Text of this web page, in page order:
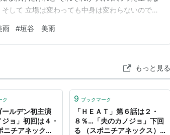
して 立場は変わっても中身は変わらないので
いと言ってしまう菱子さんとか スカッとするし
雨 #垣谷 美雨
もっと見る
ク
ールデン初主演
ジョ」初回は４・
ニチアネック
9 ブックマーク
「ＨＥＡＴ」第６話は２・
８％…「夫のカノジョ」下回
る （スポニチアネックス） -